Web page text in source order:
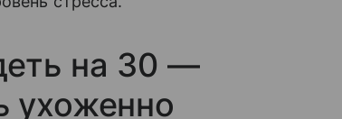
на 30 —
ухоженно